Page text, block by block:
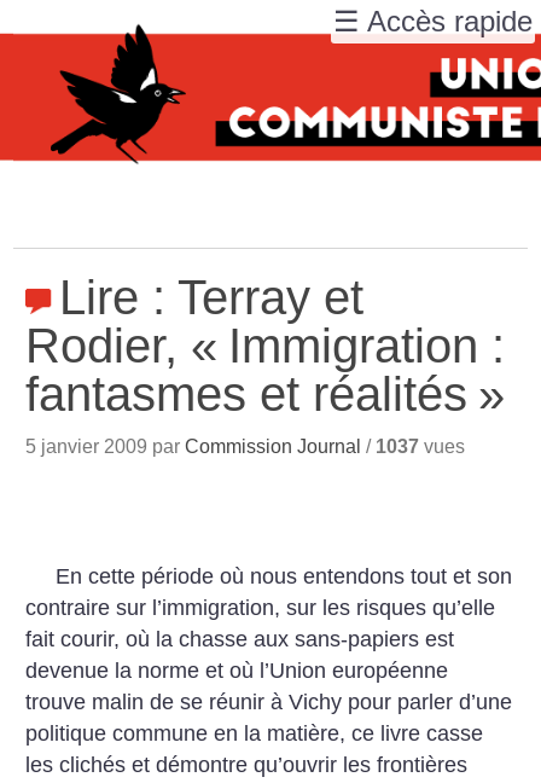
Lire : Terray et
Rodier, « Immigration :
fantasmes et réalités »
5 janvier 2009 parCommission Journal / 1037 vues
En cette période où nous entendons tout et son
contraire sur l’immigration, sur les risques qu’elle
fait courir, où la chasse aux sans-papiers est
devenue la norme et où l’Union européenne
trouve malin de se réunir à Vichy pour parler d’une
politique commune en la matière, ce livre casse
les clichés et démontre qu’ouvrir les frontières
☰ Accès rapide